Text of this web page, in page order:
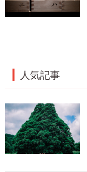
人気記事